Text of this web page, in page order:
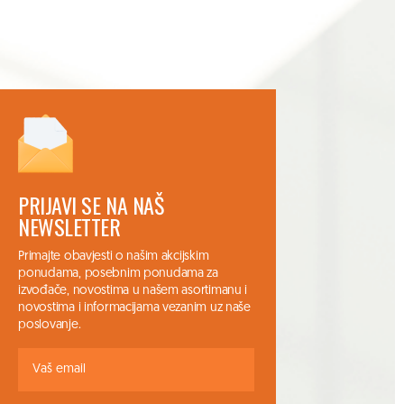
PRIJAVI SE NA NAŠ
NEWSLETTER
Primajte obavjesti o našim akcijskim
ponudama, posebnim ponudama za
izvođače, novostima u našem asortimanu i
novostima i informacijama vezanim uz naše
poslovanje.